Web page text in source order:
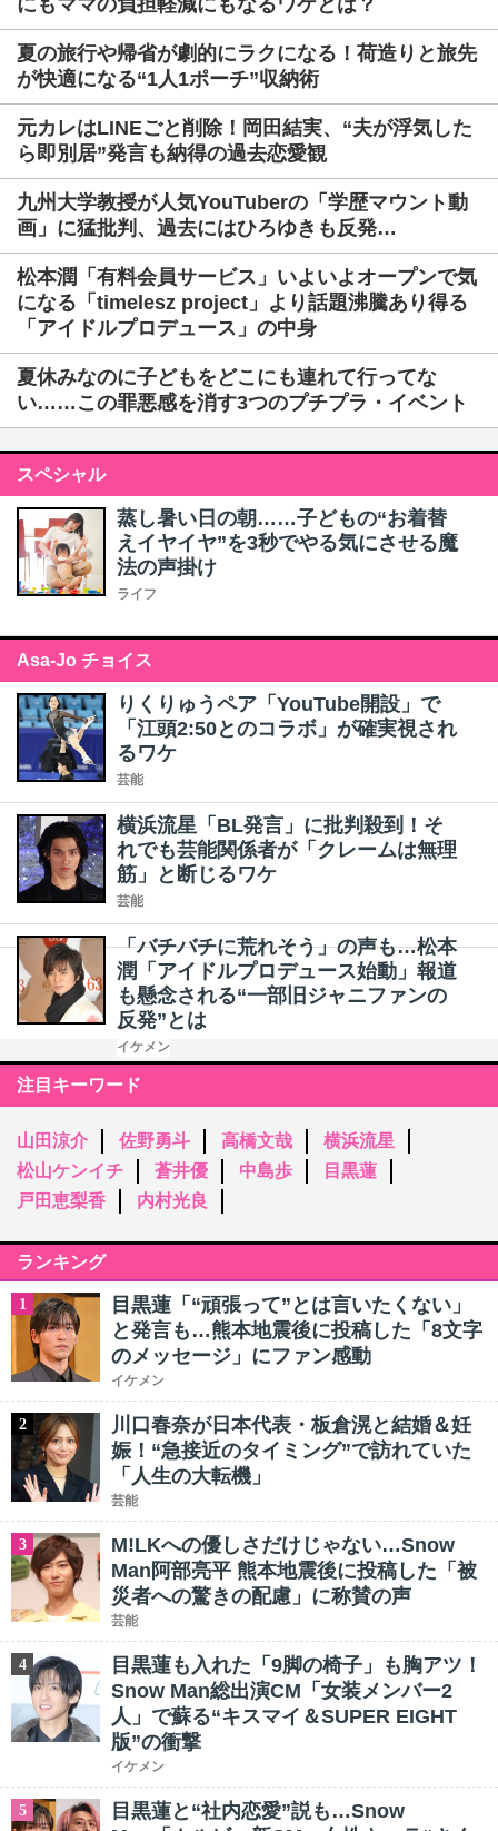
にもママの負担軽減にもなるワケとは？
夏の旅行や帰省が劇的にラクになる！荷造りと旅先
が快適になる“1人1ポーチ”収納術
元カレはLINEごと削除！岡田結実、“夫が浮気した
ら即別居”発言も納得の過去恋愛観
九州大学教授が人気YouTuberの「学歴マウント動
画」に猛批判、過去にはひろゆきも反発…
松本潤「有料会員サービス」いよいよオープンで気
になる「timelesz project」より話題沸騰あり得る
「アイドルプロデュース」の中身
夏休みなのに子どもをどこにも連れて行ってな
い……この罪悪感を消す3つのプチプラ・イベント
スペシャル
蒸し暑い日の朝……子どもの“お着替
えイヤイヤ”を3秒でやる気にさせる魔
法の声掛け
ライフ
Asa-Jo チョイス
りくりゅうペア「YouTube開設」で
「江頭2:50とのコラボ」が確実視され
るワケ
芸能
横浜流星「BL発言」に批判殺到！そ
れでも芸能関係者が「クレームは無理
筋」と断じるワケ
芸能
「バチバチに荒れそう」の声も…松本
潤「アイドルプロデュース始動」報道
も懸念される“一部旧ジャニファンの
反発”とは
イケメン
注目キーワード
山田涼介 佐野勇斗 高橋文哉
横浜流星
松山ケンイチ
蒼井優 中島歩
目黒蓮
戸田恵梨香
内村光良
ランキング
1
目黒蓮「“頑張って”とは言いたくない」
と発言も…熊本地震後に投稿した「8文字
のメッセージ」にファン感動
イケメン
2
川口春奈が日本代表・板倉滉と結婚＆妊
娠！“急接近のタイミング”で訪れていた
「人生の大転機」
芸能
3
M!LKへの優しさだけじゃない…Snow
Man阿部亮平 熊本地震後に投稿した「被
災者への驚きの配慮」に称賛の声
芸能
4
目黒蓮も入れた「9脚の椅子」も胸アツ！
Snow Man総出演CM「女装メンバー2
人」で蘇る“キスマイ＆SUPER EIGHT
版”の衝撃
イケメン
5
目黒蓮と“社内恋愛”説も…Snow